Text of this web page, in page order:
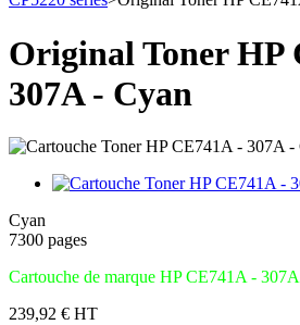
Original Toner HP
307A - Cyan
Cyan
7300 pages
Cartouche de marque HP CE741A -
239,92 € HT